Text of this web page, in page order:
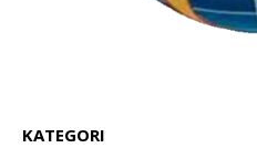
KATEGORI